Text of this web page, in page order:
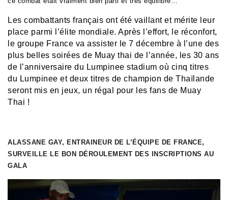
Les combattants français ont été vaillant et mérite leur
place parmi l’élite mondiale. Après l’effort, le réconfort,
le groupe France va assister le 7 décembre à l’une des
plus belles soirées de Muay thai de l’année, les 30 ans
de l’anniversaire du Lumpinee stadium où cinq titres
du Lumpinee et deux titres de champion de Thaïlande
seront mis en jeux, un régal pour les fans de Muay
Thai !
ALASSANE GAY, ENTRAINEUR DE L’ÉQUIPE DE FRANCE,
SURVEILLE LE BON DÉROULEMENT DES INSCRIPTIONS AU
GALA